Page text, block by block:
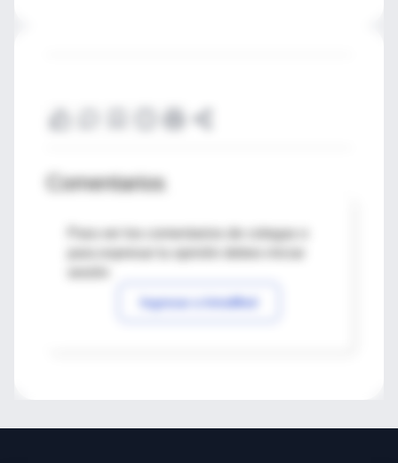
Comentarios
Para ver los comentarios de colegas o
Ingresar a IntraMed